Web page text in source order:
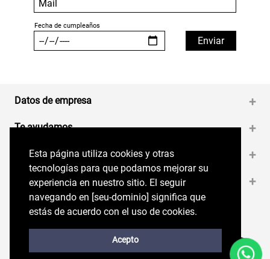
Esta página utiliza cookies y otras
tecnologías para que podamos mejorar su
experiencia en nuestro sitio. El seguir
navegando en perryellis.cl significa que estás
de acuerdo con el uso de cookies.
Acepto
Esta página utiliza cookies y otras
tecnologías para que podamos mejorar su
experiencia en nuestro sitio. El seguir
navegando en [seu-dominio] significa que
estás de acuerdo con el uso de cookies.
Acepto
Datos de empresa +
Te ayudamos +
Medios de pago +
Contáctanos +
Síguenos en nuestras RRSS
Trabaja con Nosotros